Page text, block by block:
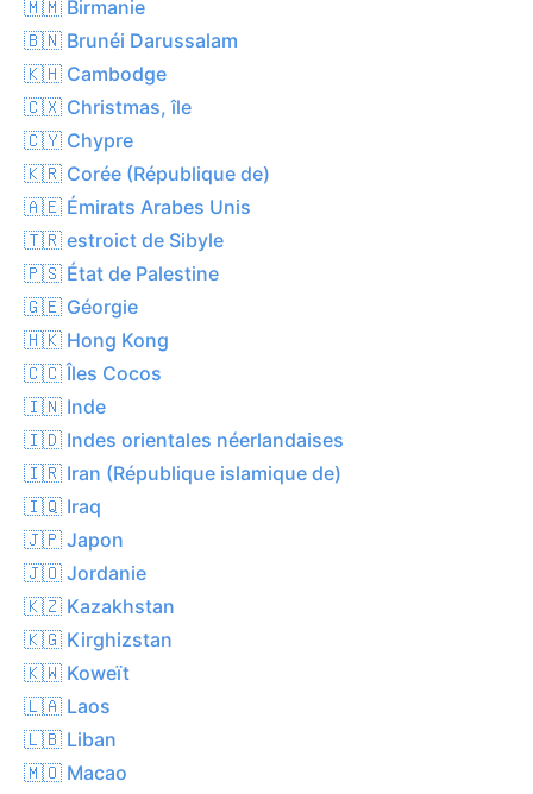
🇲🇲 Birmanie
🇧🇳 Brunéi Darussalam
🇰🇭 Cambodge
🇨🇽 Christmas, île
🇨🇾 Chypre
🇰🇷 Corée (République de)
🇦🇪 Émirats Arabes Unis
🇹🇷 estroict de Sibyle
🇵🇸 État de Palestine
🇬🇪 Géorgie
🇭🇰 Hong Kong
🇨🇨 Îles Cocos
🇮🇳 Inde
🇮🇩 Indes orientales néerlandaises
🇮🇷 Iran (République islamique de)
🇮🇶 Iraq
🇯🇵 Japon
🇯🇴 Jordanie
🇰🇿 Kazakhstan
🇰🇬 Kirghizstan
🇰🇼 Koweït
🇱🇦 Laos
🇱🇧 Liban
🇲🇴 Macao